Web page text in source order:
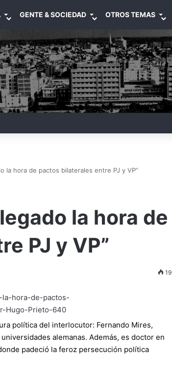
GENTE & SOCIEDAD OTROS TEMAS
la hora de pactos bilaterales entre PJ y VP”
la hora de
PJ y VP”
19
política del interlocutor: Fernando Mires,
alemanas. Además, es doctor en
padeció la feroz persecución política